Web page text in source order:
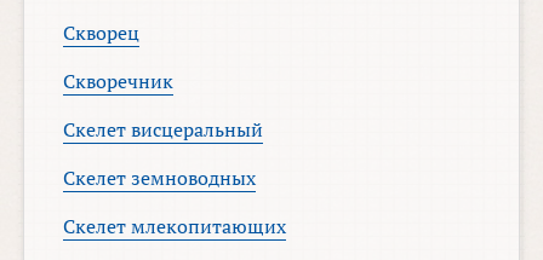
Скворец
Скворечник
Скелет висцеральный
Скелет земноводных
Скелет млекопитающих